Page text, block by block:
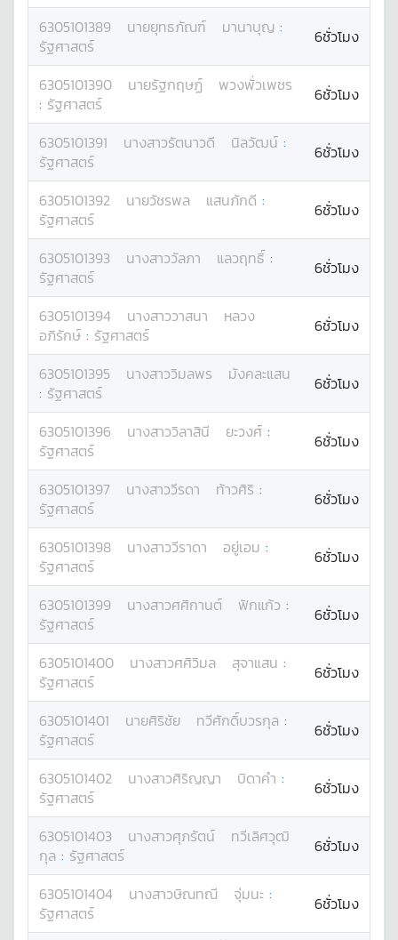
6305101389 นายยุทธภัณฑ์ มานาบุญ :
รัฐศาสตร์
6ชั่วโมง
6305101390 นายรัฐกฤษฏ์
พวงพั่วเพชร
: รัฐศาสตร์ 6ชั่วโมง
6305101391 นางสาวรัตนาวดี นิลวัฒน์ :
รัฐศาสตร์
6ชั่วโมง
6305101392 นายวัชรพล แสนภักดี :
รัฐศาสตร์
6ชั่วโมง
6305101393 นางสาววัลภา แลวฤทธิ์ :
รัฐศาสตร์
6ชั่วโมง
6305101394 นางสาววาสนา
หลวง
อภิรักษ์ : รัฐศาสตร์ 6ชั่วโมง
6305101395 นางสาววิมลพร
มังคละแสน
: รัฐศาสตร์ 6ชั่วโมง
6305101396 นางสาววิลาสินี ยะวงศ์ :
รัฐศาสตร์
6ชั่วโมง
6305101397 นางสาววีรดา ท้าวศิริ :
รัฐศาสตร์
6ชั่วโมง
6305101398 นางสาววีราดา อยู่เอม :
รัฐศาสตร์
6ชั่วโมง
6305101399 นางสาวศศิกานต์ ฟักแก้ว :
รัฐศาสตร์
6ชั่วโมง
6305101400 นางสาวศศิวิมล สุจาแสน :
รัฐศาสตร์
6ชั่วโมง
6305101401 นายศิริชัย ทวีศักดิ์บวรกุล :
รัฐศาสตร์
6ชั่วโมง
6305101402 นางสาวศิริญญา บิดาคำ :
รัฐศาสตร์
6ชั่วโมง
6305101403 นางสาวศุภรัตน์
ทวีเลิศวุฒิ
กุล : รัฐศาสตร์ 6ชั่วโมง
6305101404 นางสาวษิณทณี จุ่มนะ :
รัฐศาสตร์
6ชั่วโมง